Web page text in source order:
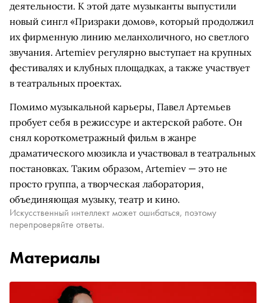
деятельности. К этой дате музыканты выпустили
новый сингл «Призраки домов», который продолжил
их фирменную линию меланхоличного, но светлого
звучания. Artemiev регулярно выступает на крупных
фестивалях и клубных площадках, а также участвует
в театральных проектах.
Помимо музыкальной карьеры, Павел Артемьев
пробует себя в режиссуре и актерской работе. Он
снял короткометражный фильм в жанре
драматического мюзикла и участвовал в театральных
постановках. Таким образом, Artemiev — это не
просто группа, а творческая лаборатория,
объединяющая музыку, театр и кино.
Искусственный интеллект может ошибаться, поэтому
перепроверяйте ответы.
Материалы